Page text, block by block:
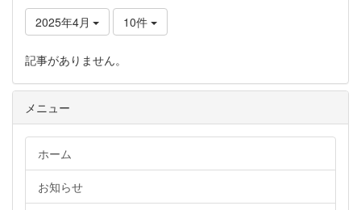
2025年4月 10件
記事がありません。
メニュー
ホーム
お知らせ